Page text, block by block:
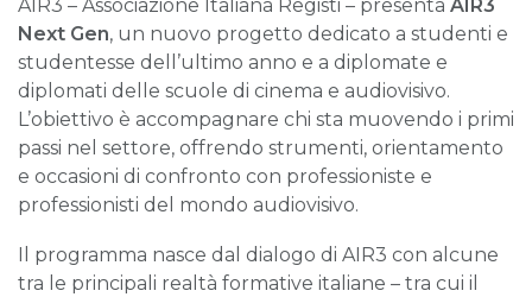
AIR3 – Associazione Italiana Registi – presenta AIR3
Next Gen, un nuovo progetto dedicato a studenti e
studentesse dell’ultimo anno e a diplomate e
diplomati delle scuole di cinema e audiovisivo.
L’obiettivo è accompagnare chi sta muovendo i primi
passi nel settore, offrendo strumenti, orientamento
e occasioni di confronto con professioniste e
professionisti del mondo audiovisivo.
Il programma nasce dal dialogo di AIR3 con alcune
tra le principali realtà formative italiane – tra cui il